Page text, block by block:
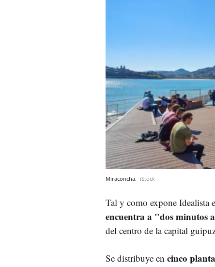
Miraconcha. iStock
Tal y como expone Idealista
encuentra a "dos minutos
del centro de la capital
Se distribuye en cinco